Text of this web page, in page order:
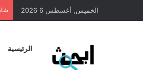
الخميس, أغسطس 6 2026
الرئيسية